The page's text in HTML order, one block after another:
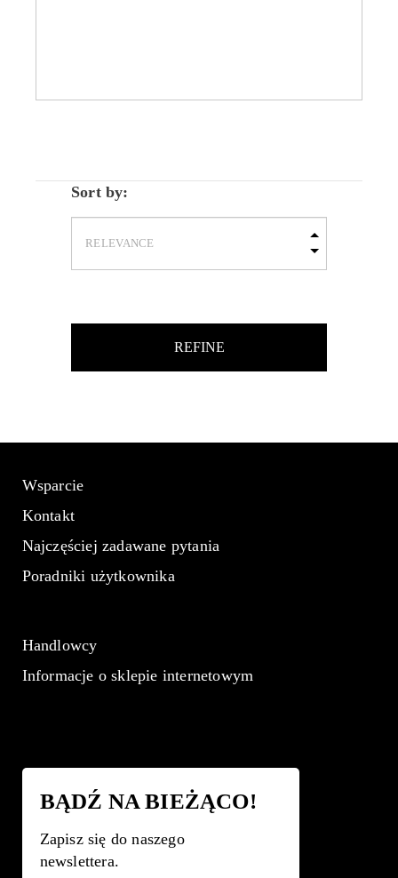
Sort by:
REFINE
Wsparcie
Kontakt
Najczęściej zadawane pytania
Poradniki użytkownika
Handlowcy
Informacje o sklepie internetowym
BĄDŹ NA BIEŻĄCO!
Zapisz się do naszego
newslettera.